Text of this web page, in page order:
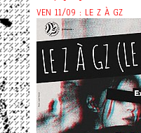
VEN 11/09 : LE Z À GZ